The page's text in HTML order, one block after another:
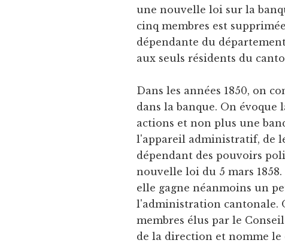
une nouvelle loi sur la
cinq membres est
dépendante du
aux seuls résidents du
Dans les années 1850, on
dans la banque. On
actions et non plus une
l'appareil administratif, de
dépendant des pouvoirs
nouvelle loi du 5 mars
elle gagne néanmoins un
l'administration cantonale.
membres élus par le
de la direction et nomme